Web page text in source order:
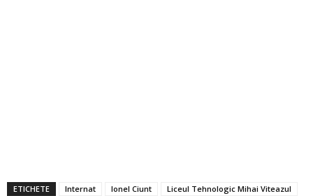
ETICHETE Internat Ionel Ciunt
Liceul Tehnologic Mihai Viteazul